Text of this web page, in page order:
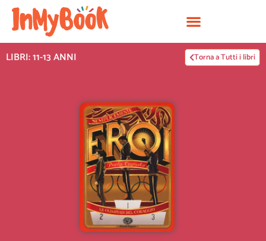
Vai
contenuto
LIBRI: 11-13 ANNI Torna a Tutti i libri